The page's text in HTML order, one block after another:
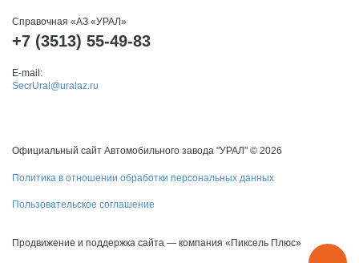
Справочная «АЗ «УРАЛ»
+7 (3513) 55-49-83
E-mail:
SecrUral@uralaz.ru
Официальный сайт Автомобильного завода "УРАЛ" © 2026
Политика в отношении обработки персональных данных
Пользовательское соглашение
Продвижение и поддержка сайта — компания «Пиксель Плюс»